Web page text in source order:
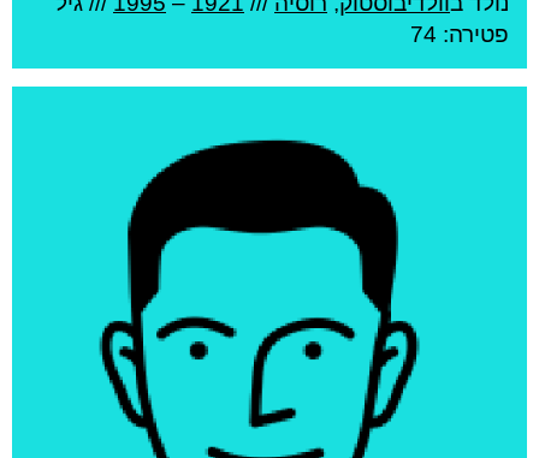
פטירה: 74